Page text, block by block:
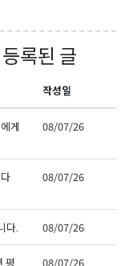
록된 글
작성일
게
08/07/26
08/07/26
다. 08/07/26
평
08/07/26